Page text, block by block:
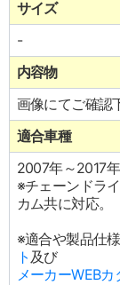
サイズ
-
内容物
画像にてご確認
適合車種
2007年～2017
※チェーンドラ
カム共に対応。
※適合や製品仕
ト 及び
メーカーWEBカ